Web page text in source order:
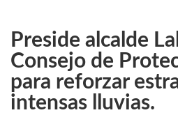
Preside alcalde
Consejo de
para reforzar
intensas lluvias.